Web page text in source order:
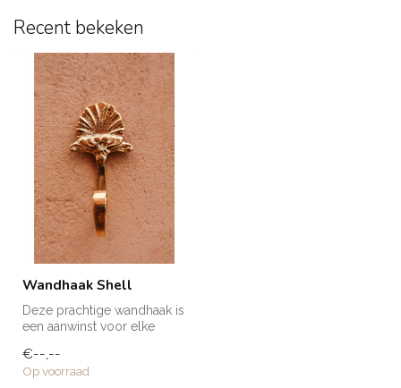
Recent bekeken
Wandhaak Shell
Deze prachtige wandhaak is
een aanwinst voor elke
handd...
€--,--
Op voorraad